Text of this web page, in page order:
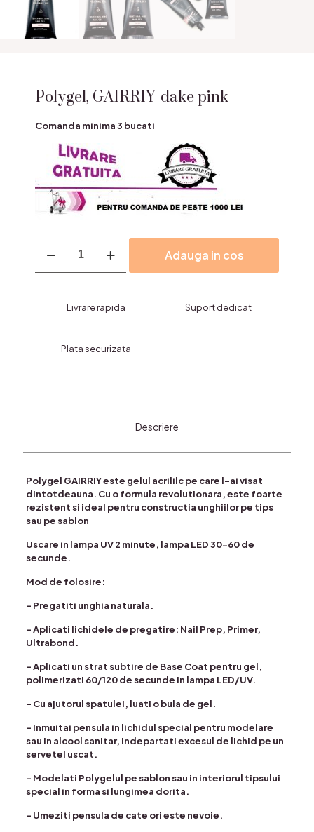
Polygel, GAIRRIY-dake pink
Comanda minima 3 bucati
Polygel,
GAIRRIY-
Adauga in cos
Livrare rapida Suport dedicat
Plata securizata
Descriere
Polygel GAIRRIY este gelul acrililc pe care l-ai visat
dintotdeauna. Cu o formula revolutionara, este foarte
rezistent si ideal pentru constructia unghiilor pe tips
sau pe sablon
Uscare in lampa UV 2 minute, lampa LED 30-60 de
secunde.
Mod de folosire:
– Pregatiti unghia naturala.
– Aplicati lichidele de pregatire: Nail Prep, Primer,
Ultrabond.
– Aplicati un strat subtire de Base Coat pentru gel,
polimerizati 60/120 de secunde in lampa LED/UV.
– Cu ajutorul spatulei, luati o bula de gel.
– Inmuitai pensula in lichidul special pentru modelare
sau in alcool sanitar, indepartati excesul de lichid pe un
servetel uscat.
– Modelati Polygelul pe sablon sau in interiorul tipsului
special in forma si lungimea dorita.
– Umeziti pensula de cate ori este nevoie.